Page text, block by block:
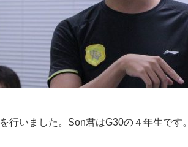
を行いました。Son君はG30の４年生です。